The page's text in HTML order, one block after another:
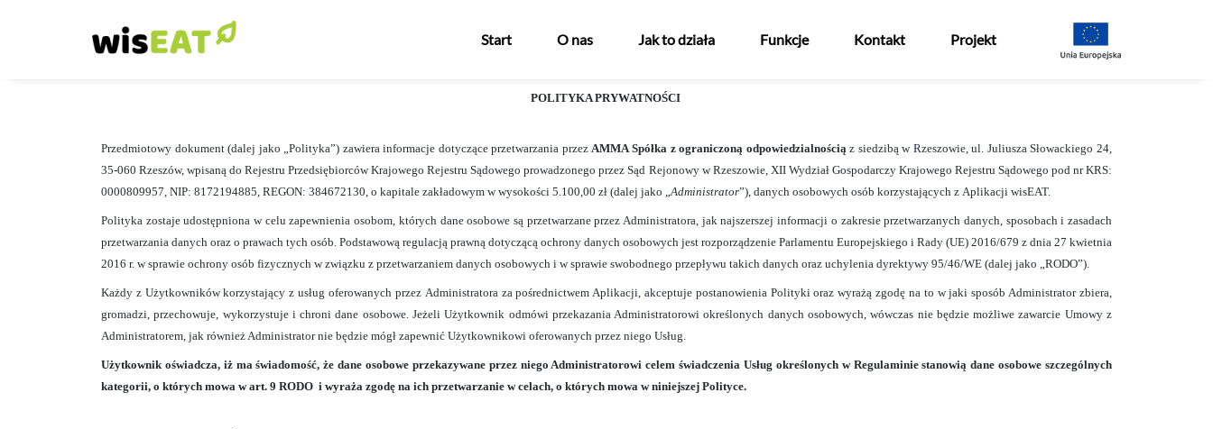
Start O nas Jak to działa Funkcje Kontakt Projekt
Polityka Prywatności
POLITYKA PRYWATNOŚCI
Przedmiotowy dokument (dalej jako „Polityka”) zawiera informacje dotyczące przetwarzania przezAMMA Spółka z ograniczoną odpowiedzialnościąz siedzibą w Rzeszowie, ul. Juliusza Słowackiego 24,
35-060 Rzeszów, wpisaną do Rejestru Przedsiębiorców Krajowego Rejestru Sądowego prowadzonego przez Sąd Rejonowy w Rzeszowie, XII Wydział Gospodarczy Krajowego Rejestru Sądowego pod nr KRS:
0000809957, NIP: 8172194885, REGON: 384672130, o kapitale zakładowym w wysokości 5.100,00 zł (dalej jako „Administrator”), danych osobowych osób korzystających z Aplikacji ­­­­­­­­­­­­­­­­­­­­­­­­­­­wisEAT.
Polityka zostaje udostępniona w celu zapewnienia osobom, których dane osobowe są przetwarzane przez Administratora, jak najszerszej informacji o zakresie przetwarzanych danych, sposobach i zasadach
przetwarzania danych oraz o prawach tych osób. Podstawową regulacją prawną dotyczącą ochrony danych osobowych jest rozporządzenie Parlamentu Europejskiego i Rady (UE) 2016/679 z dnia 27 kwietnia
2016 r. w sprawie ochrony osób fizycznych w związku z przetwarzaniem danych osobowych i w sprawie swobodnego przepływu takich danych oraz uchylenia dyrektywy 95/46/WE (dalej jako „RODO”).
Każdy z Użytkowników korzystający z usług oferowanych przez Administratora za pośrednictwem Aplikacji, akceptuje postanowienia Polityki oraz wyrażą zgodę na to w jaki sposób Administrator zbiera,
gromadzi, przechowuje, wykorzystuje i chroni dane osobowe. Jeżeli Użytkownik odmówi przekazania Administratorowi określonych danych osobowych, wówczas nie będzie możliwe zawarcie Umowy z
Administratorem, jak również Administrator nie będzie mógł zapewnić Użytkownikowi oferowanych przez niego Usług.
Użytkownik oświadcza, iż ma świadomość, że dane osobowe przekazywane przez niego Administratorowi celem świadczenia Usług określonych w Regulaminie stanowią dane osobowe szczególnych
kategorii, o których mowa w art. 9 RODO i wyraża zgodę na ich przetwarzanie w celach, o których mowa w niniejszej Polityce.